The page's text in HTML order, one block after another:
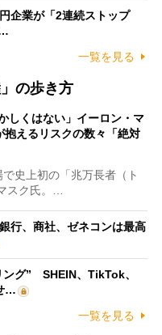
企業が「2連続ストップ
一覧を見る
の歩き方
しくはない」イーロン・マ
抱えるリスクの数々「絶対
史上初の「兆万長者（ト
スク氏。…
行、商社、ゼネコンは最高
ング” SHEIN、TikTok、
…
一覧を見る